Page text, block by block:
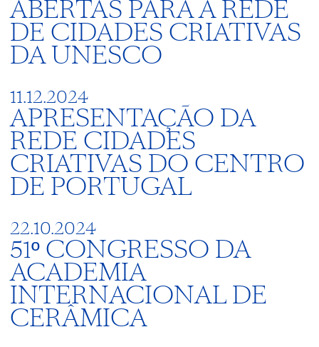
ABERTAS PARA A REDE
DE CIDADES CRIATIVAS
DA UNESCO
11.12.2024
APRESENTAÇÃO DA
REDE CIDADES
CRIATIVAS DO CENTRO
DE PORTUGAL
22.10.2024
51º CONGRESSO DA
ACADEMIA
INTERNACIONAL DE
CERÂMICA